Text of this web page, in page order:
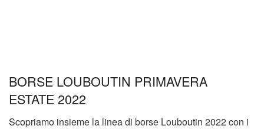
BORSE LOUBOUTIN PRIMAVERA
ESTATE 2022
Scopriamo insieme la linea di borse Louboutin 2022 con i